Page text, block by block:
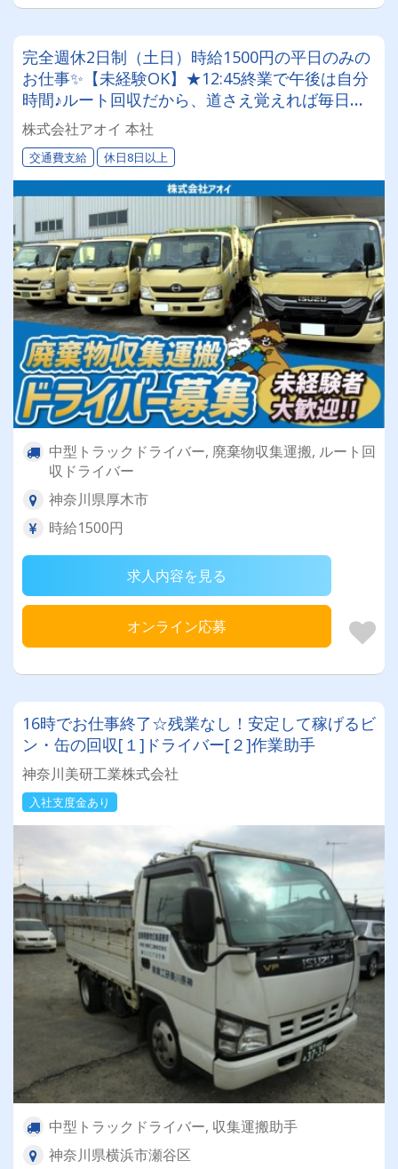
完全週休2日制（土日）時給1500円の平日のみの
お仕事✨【未経験OK】★12:45終業で午後は自分
時間♪ルート回収だから、道さえ覚えれば毎日も
くもく・コツコツ自分のペースで働けます◎
株式会社アオイ 本社
交通費支給 休日8日以上
中型トラックドライバー, 廃棄物収集運搬, ルート回
収ドライバー
神奈川県厚木市
時給1500円
求人内容を見る
オンライン応募
16時でお仕事終了☆残業なし！安定して稼げるビ
ン・缶の回収[１]ドライバー[２]作業助手
神奈川美研工業株式会社
入社支度金あり
中型トラックドライバー, 収集運搬助手
神奈川県横浜市瀬谷区